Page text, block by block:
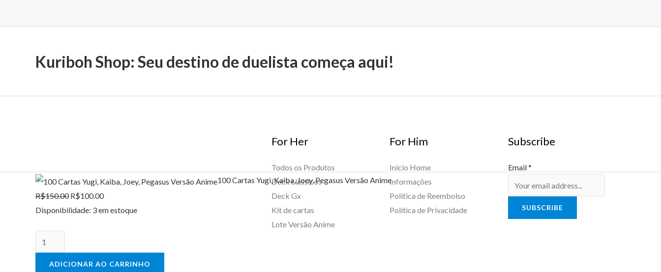
Kuriboh Shop: Seu destino de duelista começa aqui!
For Her
Todos os Produtos
Deck clássicos
Deck Gx
Kit de cartas
Lote Versão Anime
For Him
Inicio Home
Informações
Política de Reembolso
Política de Privacidade
Subscribe
Email*
SUBSCRIBE
100 Cartas Yugi, Kaiba, Joey, Pegasus Versão Anime
R$150.00
O
preço
original
R$100.00
O
preço
atual
Disponibilidade: 3 em estoque
100
Cartas
Yugi,
Pegasus
VersãoADICIONAR AO CARRINHO